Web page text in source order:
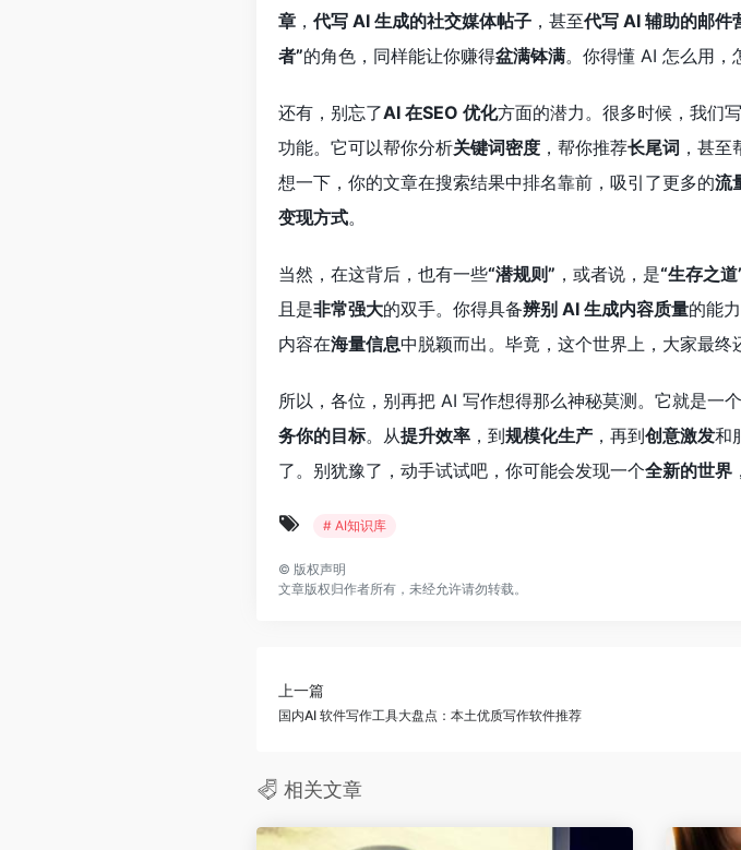
章 ， 代写 AI 生成的社交媒体帖子 ，甚至代写 AI 辅助的邮件
者”的角色，同样能让你赚得盆满钵满。你得懂 AI 怎么用，
还有，别忘了AI 在SEO 优化方面的潜力。很多时候，我们
功能。它可以帮你分析关键词密度 ，帮你推荐长尾词 ，甚
想一下，你的文章在搜索结果中排名靠前，吸引了更多的流
变现方式。
当然，在这背后，也有一些“潜规则” ，或者说，是“生存之道
且是非常强大的双手。你得具备辨别 AI 生成内容质量的能
内容在海量信息中脱颖而出。毕竟，这个世界上，大家最终
所以，各位，别再把 AI 写作想得那么神秘莫测。它就是一个
务你的目标。从提升效率 ，到规模化生产 ，再到创意激发和
了。别犹豫了，动手试试吧，你可能会发现一个全新的世界
# AI知识库
© 版权声明
文章版权归作者所有，未经允许请勿转载。
上一篇
国内AI 软件写作工具大盘点：本土优质写作软件推荐
相关文章